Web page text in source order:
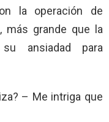
la operación de
más grande que la
ansiadad para
– Me intriga que